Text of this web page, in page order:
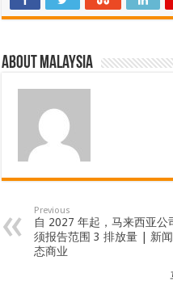
About Malaysia
Previous
自 2027 年起，马来西亚公
须报告范围 3 排放量 | 新
态商业